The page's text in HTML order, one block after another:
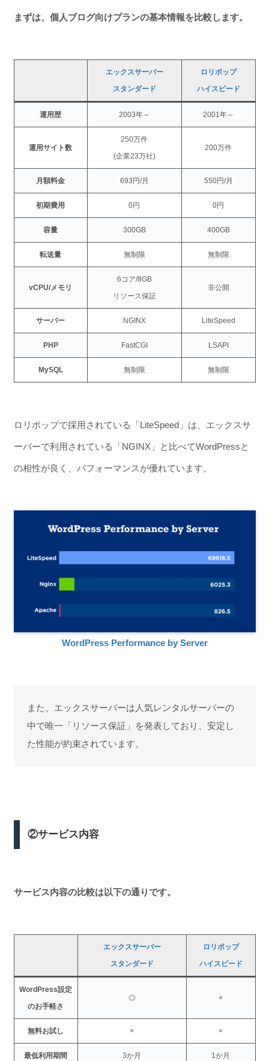
まずは、個人ブログ向けプランの基本情報を比較します。
エックスサーバー
スタンダード
ロリポップ
ハイスピード
運用歴 2003年～ 2001年～
運用サイト数
250万件
(企業23万社)
200万件
月額料金 693円/月 550円/月
初期費用 0円 0円
容量 300GB 400GB
転送量 無制限 無制限
vCPU/メモリ
6コア/8GB
リソース保証
非公開
サーバー NGINX LiteSpeed
PHP FastCGI LSAPI
MySQL 無制限 無制限
ロリポップで採用されている「LiteSpeed」は、エックスサ
ーバーで利用されている「NGINX」と比べてWordPressと
の相性が良く、パフォーマンスが優れています。
WordPress Performance by Server
また、エックスサーバーは人気レンタルサーバーの
中で唯一「リソース保証」を発表しており、安定し
た性能が約束されています。
②サービス内容
サービス内容の比較は以下の通りです。
エックスサーバー
スタンダード
ロリポップ
ハイスピード
WordPress設定
のお手軽さ
◎ ×
無料お試し × ×
最低利用期間 3か月 1か月